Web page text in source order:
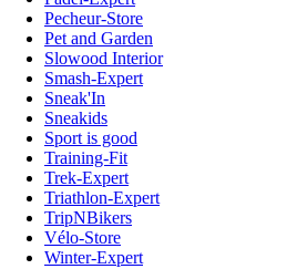
Pecheur-Store
Pet and Garden
Slowood Interior
Smash-Expert
Sneak'In
Sneakids
Sport is good
Training-Fit
Trek-Expert
Triathlon-Expert
TripNBikers
Vélo-Store
Winter-Expert